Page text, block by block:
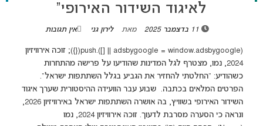
לאיגוד השידור האירופי”
מאת לירון גני אין תגובות
(adsbygoogle = window.adsbygoogle || []).push({}); זוכה אירוויזיון
2024, נמו, מצטרף לגל המדינות שהודיעו על פרישה מהתחרות
כשהודיע: "החלטתי להחזיר את הגביע בגלל השתתפות ישראל".
הפרטים המלאים בכתבה. שבוע עבר הוועידה ההיסטורית שערך איגוד
השידור האירופי בשוויץ, בה אושרה השתתפות ישראל באירוויזיון 2026,
ונראה כי הסערה מסרבת לדעוך. זוכה אירוויזיון 2024, נמו